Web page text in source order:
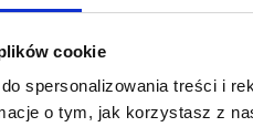
cookie
spersonalizowania treści i
o tym, jak korzystasz z